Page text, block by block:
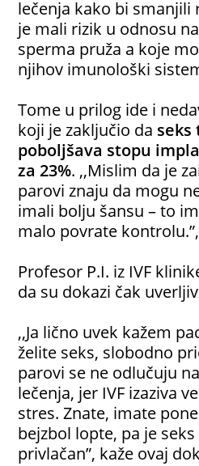
lečenja kako bi smanjili
je mali rizik u odnosu
sperma pruža a koje
njihov imunološki
Tome u prilog ide i
koji je zaključio da seks
poboljšava stopu
za 23%. ,,Mislim da je
parovi znaju da mogu
imali bolju šansu – to
malo povrate
Profesor P.I. iz IVF
da su dokazi čak
,,Ja lično uvek kažem
želite seks, slobodno
parovi se ne odlučuju
lečenja, jer IVF izaziva
stres. Znate, imate
bejzbol lopte, pa je
privlačan”, kaže ovaj